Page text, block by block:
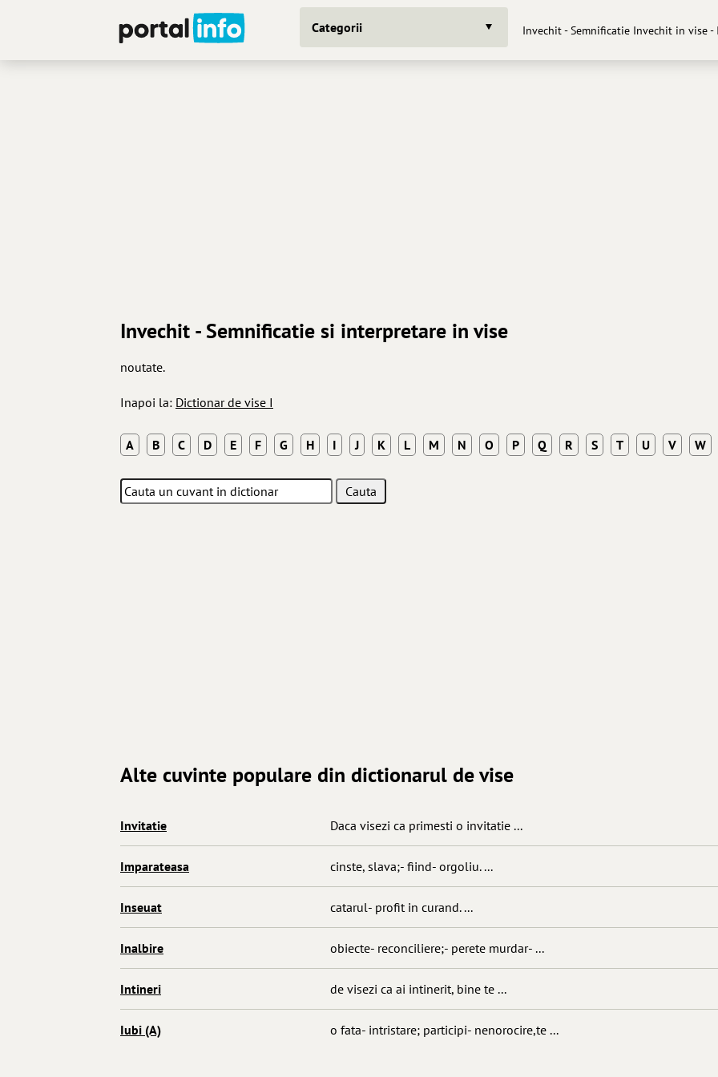
Categorii Invechit - Semnificatie Invechit in vise
Invechit - Semnificatie si interpretare in vise
noutate.
Inapoi la: Dictionar de vise I
A B C D E F G H I J K L M N O P Q R S T U V W
Alte cuvinte populare din dictionarul de vise
Invitatie Daca visezi ca primesti o invitatie ...
Imparateasa cinste, slava;- fiind- orgoliu. ...
Inseuat catarul- profit in curand. ...
Inalbire obiecte- reconciliere;- perete murdar- ...
Intineri de visezi ca ai intinerit, bine te ...
Iubi (A) o fata- intristare; participi- nenorocire,te ...